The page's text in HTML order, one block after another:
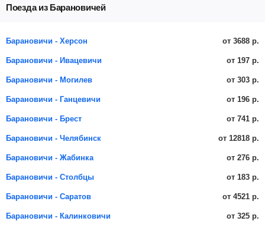
Поезда из Барановичей
Барановичи - Херсон от 3688 р.
Барановичи - Ивацевичи от 197 р.
Барановичи - Могилев от 303 р.
Барановичи - Ганцевичи от 196 р.
Барановичи - Брест от 741 р.
Барановичи - Челябинск от 12818 р.
Барановичи - Жабинка от 276 р.
Барановичи - Столбцы от 183 р.
Барановичи - Саратов от 4521 р.
Барановичи - Калинковичи от 325 р.